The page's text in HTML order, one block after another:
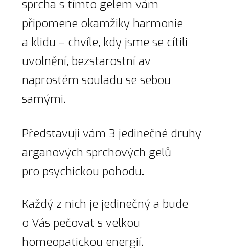
sprcha s tímto gelem vám
připomene okamžiky harmonie
a klidu – chvíle, kdy jsme se cítili
uvolnění, bezstarostní av
naprostém souladu se sebou
samými.
Představuji vám 3 jedinečné druhy
arganových sprchových gelů
pro psychickou pohodu.
Každý z nich je jedinečný a bude
o Vás pečovat s velkou
homeopatickou energií.